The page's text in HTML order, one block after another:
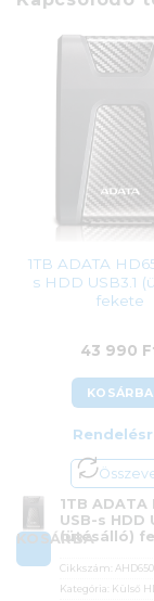
1TB ADATA
s HDD USB3.1
fekete
43 990
KOSÁRBA
KOSÁRBA
1TB ADATA
USB-s HDD
(ütésálló)
Cikkszám:
Kategória: Külső